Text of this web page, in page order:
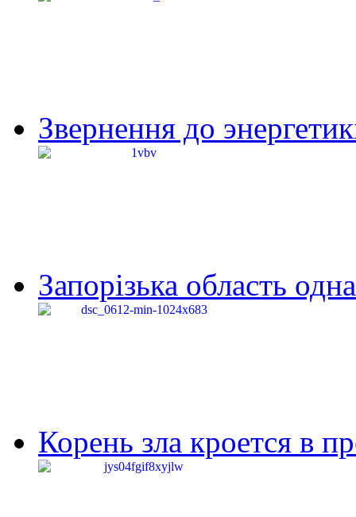
Звернення до
Запорізька область
Корень зла кроется в